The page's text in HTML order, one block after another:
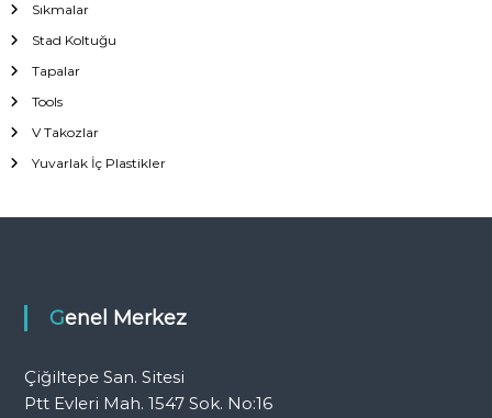
Sıkmalar
Stad Koltuğu
Tapalar
Tools
V Takozlar
Yuvarlak İç Plastikler
Genel Merkez
Çiğiltepe San. Sitesi
Ptt Evleri Mah. 1547 Sok. No:16